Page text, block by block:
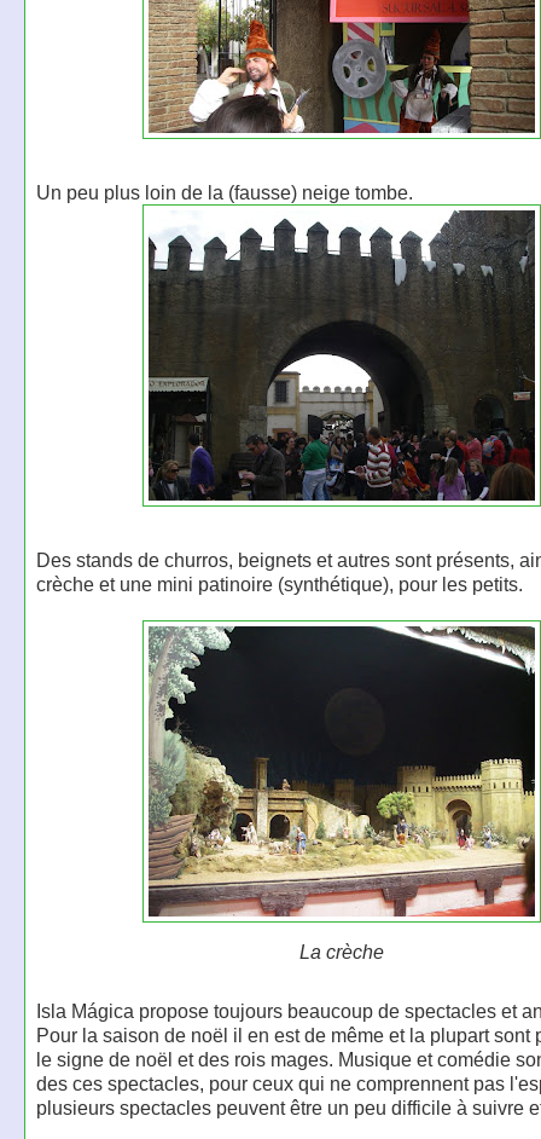
Un peu plus loin de la (fausse) neige tombe.
Des stands de churros, beignets et autres sont présents,
crèche et une mini patinoire (synthétique), pour les petits.
La crèche
Isla Mágica propose toujours beaucoup de spectacles et
Pour la saison de noël il en est de même et la plupart sont
le signe de noël et des rois mages. Musique et comédie
des ces spectacles, pour ceux qui ne comprennent pas
plusieurs spectacles peuvent être un peu difficile à suivre